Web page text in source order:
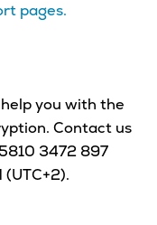
pages.
you with the
Contact us
3472 897